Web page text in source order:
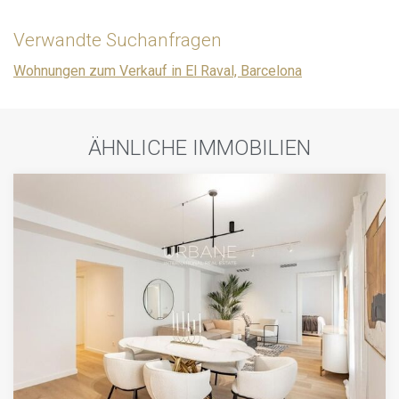
Verwandte Suchanfragen
Wohnungen zum Verkauf in El Raval, Barcelona
ÄHNLICHE IMMOBILIEN